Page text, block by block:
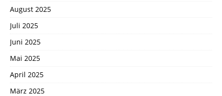
August 2025
Juli 2025
Juni 2025
Mai 2025
April 2025
März 2025